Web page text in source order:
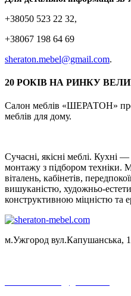
+38050 523 22 32,
+38067 198 64 69
sheraton.mebel@gmail.com.
20 РОКІВ НА РИНКУ
Салон меблів «ШЕРАТОН»
меблів для дому.
Сучасні, якісні меблі. Кухні
монтажу з підбором техніки.
віталень, кабінетів,
вишуканістю, художньо-
конструктивною міцністю та
м.Ужгород вул.Капушанська,